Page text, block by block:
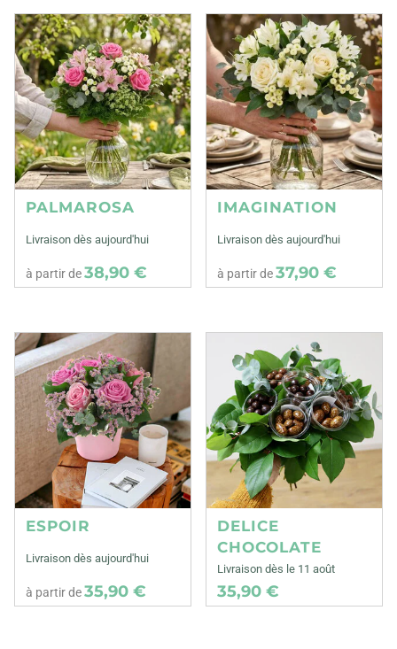
PALMAROSA
Livraison dès aujourd'hui
à partir de38,90 €
IMAGINATION
Livraison dès aujourd'hui
à partir de37,90 €
ESPOIR
Livraison dès aujourd'hui
à partir de35,90 €
DELICE
CHOCOLATE
Livraison dès le 11 août
35,90 €